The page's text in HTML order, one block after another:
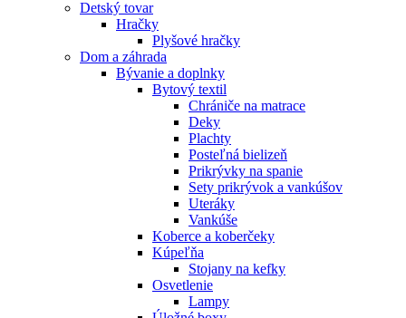
Detský tovar
Hračky
Plyšové hračky
Dom a záhrada
Bývanie a doplnky
Bytový textil
Chrániče na matrace
Deky
Plachty
Posteľná bielizeň
Prikrývky na spanie
Sety prikrývok a vankúšov
Uteráky
Vankúše
Koberce a koberčeky
Kúpeľňa
Stojany na kefky
Osvetlenie
Lampy